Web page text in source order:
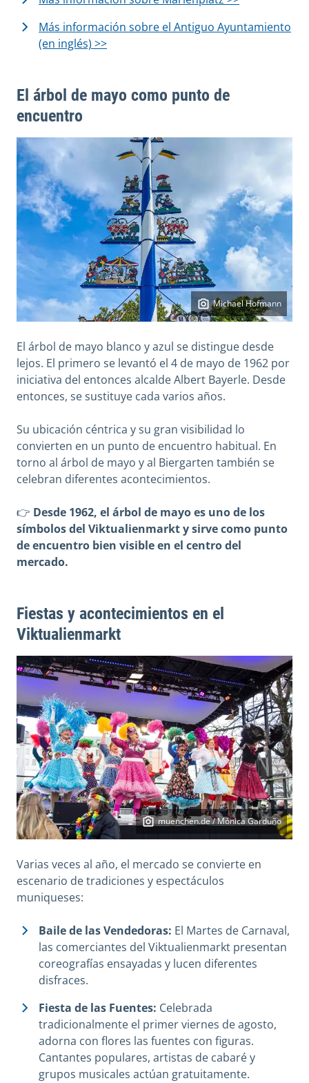
Más información sobre el Antiguo Ayuntamiento
(en inglés) >>
El árbol de mayo como punto de
encuentro
Michael Hofmann
El árbol de mayo blanco y azul se distingue desde
lejos. El primero se levantó el 4 de mayo de 1962 por
iniciativa del entonces alcalde Albert Bayerle. Desde
entonces, se sustituye cada varios años.
Su ubicación céntrica y su gran visibilidad lo
convierten en un punto de encuentro habitual. En
torno al árbol de mayo y al Biergarten también se
celebran diferentes acontecimientos.
👉 Desde 1962, el árbol de mayo es uno de los
símbolos del Viktualienmarkt y sirve como punto
de encuentro bien visible en el centro del
mercado.
Fiestas y acontecimientos en el
Viktualienmarkt
muenchen.de / Mónica Garduño
Varias veces al año, el mercado se convierte en
escenario de tradiciones y espectáculos
muniqueses:
Baile de las Vendedoras: El Martes de Carnaval,
las comerciantes del Viktualienmarkt presentan
coreografías ensayadas y lucen diferentes
disfraces.
Fiesta de las Fuentes: Celebrada
tradicionalmente el primer viernes de agosto,
adorna con flores las fuentes con figuras.
Cantantes populares, artistas de cabaré y
grupos musicales actúan gratuitamente.